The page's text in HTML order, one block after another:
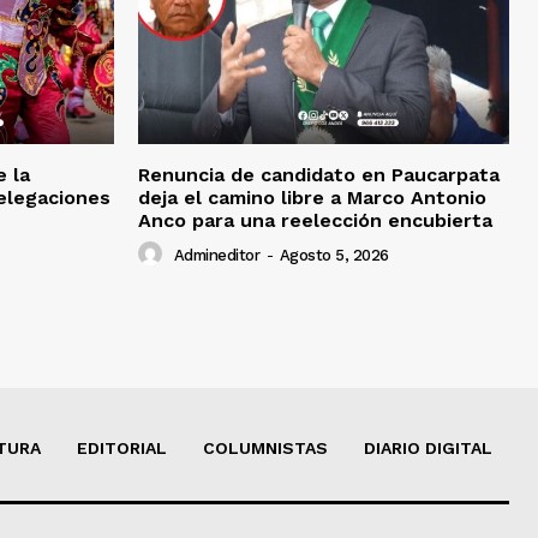
la
Renuncia de candidato en Paucarpata
deja el camino libre a Marco Antonio
Anco para una reelección encubierta
Admineditor - Agosto 5, 2026
EDITORIAL COLUMNISTAS DIARIO DIGITAL